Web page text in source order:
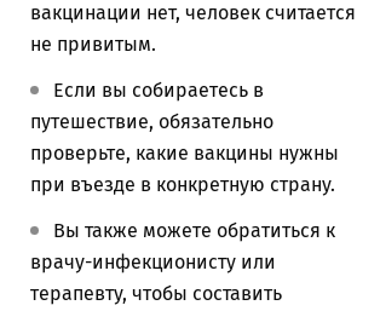
вакцинации нет, человек считается
не привитым.
Если вы собираетесь в
путешествие, обязательно
проверьте, какие вакцины нужны
при въезде в конкретную страну.
Вы также можете обратиться к
врачу-инфекционисту или
терапевту, чтобы составить